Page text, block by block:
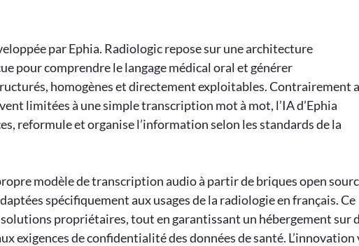
par Ephia. Radiologic repose sur une architecture
pour comprendre le langage médical oral et générer
homogènes et directement exploitables. Contrairement
limitées à une simple transcription mot à mot, l’IA d’Ephia
reformule et organise l’information selon les standards de la
modèle de transcription audio à partir de briques open
spécifiquement aux usages de la radiologie en français. Ce
propriétaires, tout en garantissant un hébergement sur
exigences de confidentialité des données de santé. L’innovation